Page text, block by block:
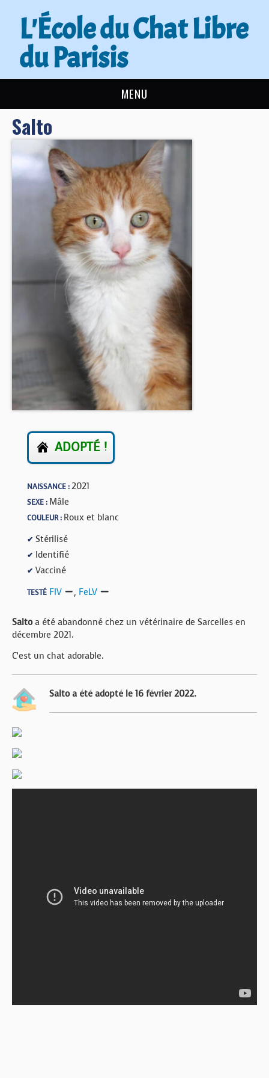
L'École du Chat Libre
du Parisis
MENU
L’ÉCOLE DU CHAT
ACTUALITÉS
ADOPTER
NOUS AIDER
BOUTIQUE
Salto
ADOPTÉ !
NAISSANCE :2021
SEXE : Mâle
COULEUR : Roux et blanc
✔ Stérilisé
✔ Identifié
✔ Vacciné
TESTÉ FIV , FeLV
Saltoa été abandonné chez un vétérinaire de Sarcelles en
décembre 2021.
C’est un chat adorable.
Salto a été adopté le 16 février 2022.